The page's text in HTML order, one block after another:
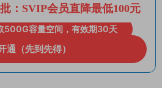
：SVIP会员直降最低100元
500G容量空间，有效期30天
通（先到先得）